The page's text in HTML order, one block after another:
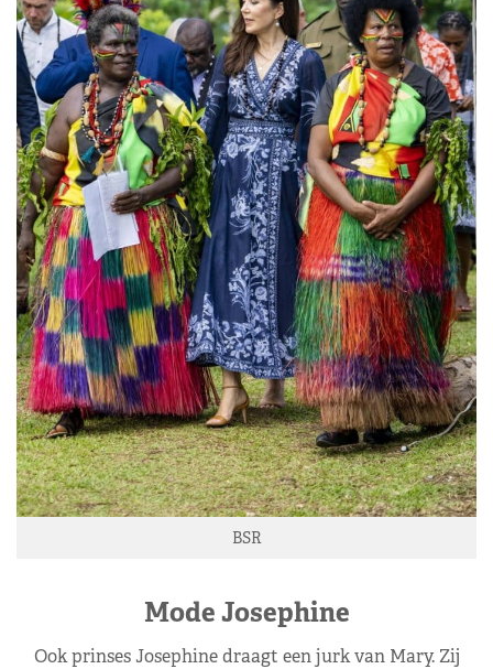
BSR
Mode Josephine
Ook prinses Josephine draagt een jurk van Mary. Zij